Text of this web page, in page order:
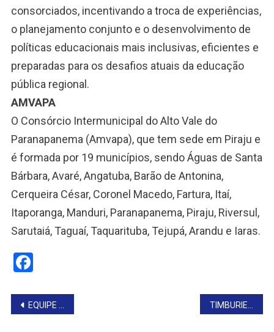
consorciados, incentivando a troca de experiências,
o planejamento conjunto e o desenvolvimento de
políticas educacionais mais inclusivas, eficientes e
preparadas para os desafios atuais da educação
pública regional.
AMVAPA
O Consórcio Intermunicipal do Alto Vale do
Paranapanema (Amvapa), que tem sede em Piraju e
é formada por 19 municípios, sendo Águas de Santa
Bárbara, Avaré, Angatuba, Barão de Antonina,
Cerqueira César, Coronel Macedo, Fartura, Itaí,
Itaporanga, Manduri, Paranapanema, Piraju, Riversul,
Sarutaiá, Taguaí, Taquarituba, Tejupá, Arandu e Iaras.
Facebook
Navegação
EQUIPE MULTIPROFISSIONAL REALIZA REUNIÃO SOBRE A SAÚDE DE TAGUAÍ